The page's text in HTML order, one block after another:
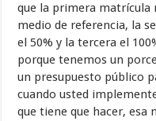
que la primera matrícula
medio de referencia, la
el 50% y la tercera el
porque tenemos un
un presupuesto público
cuando usted
que tiene que hacer, esa